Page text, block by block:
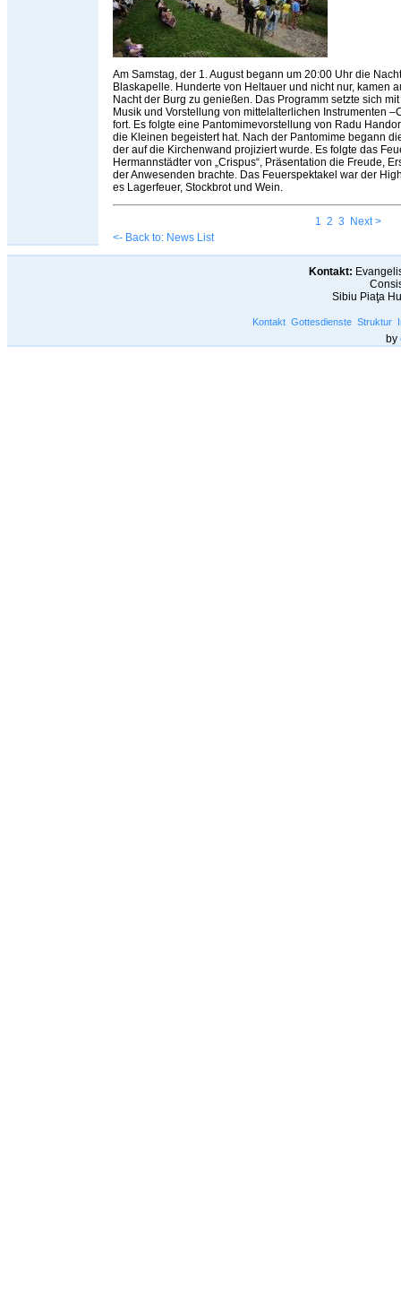
Am Samstag, der 1. August begann um 20:00 Uhr die
Blaskapelle. Hunderte von Heltauer und nicht nur, kamen
Nacht der Burg zu genießen. Das Programm setzte sich
Musik und Vorstellung von mittelalterlichen Instrumenten
fort. Es folgte eine Pantomimevorstellung von Radu
die Kleinen begeistert hat. Nach der Pantomime begann
der auf die Kirchenwand projiziert wurde. Es folgte das
Hermannstädter von „Crispus“, Präsentation die Freude,
der Anwesenden brachte. Das Feuerspektakel war der
es Lagerfeuer, Stockbrot und Wein.
1 2 3
Next >
<- Back to: News List
Kontakt:
Sibiu Piaţa
Kontakt Gottesdienste Struktur
by